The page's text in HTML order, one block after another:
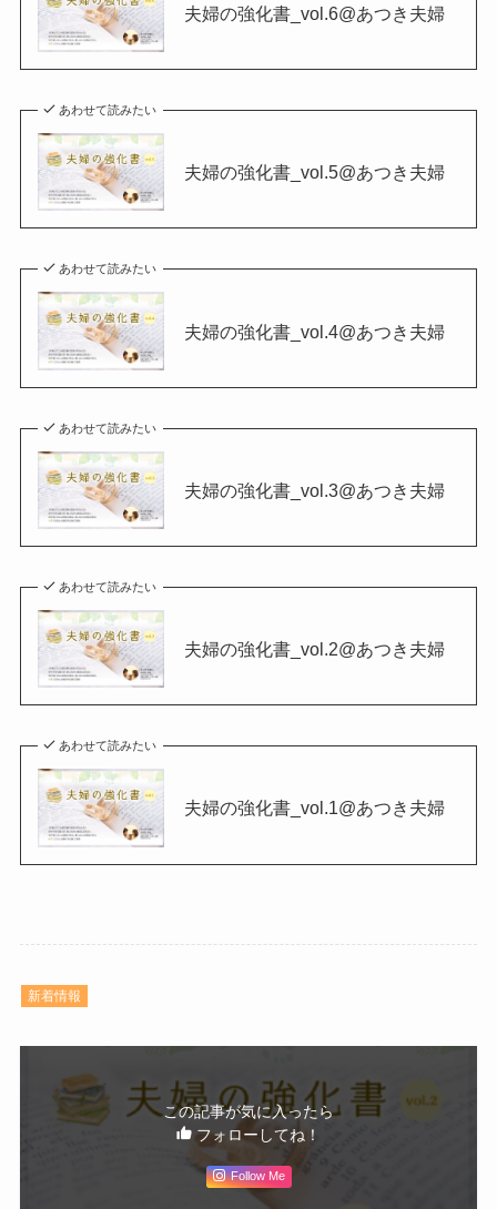
夫婦の強化書_vol.6@あつき夫婦
あわせて読みたい
夫婦の強化書_vol.5@あつき夫婦
あわせて読みたい
夫婦の強化書_vol.4@あつき夫婦
あわせて読みたい
夫婦の強化書_vol.3@あつき夫婦
あわせて読みたい
夫婦の強化書_vol.2@あつき夫婦
あわせて読みたい
夫婦の強化書_vol.1@あつき夫婦
新着情報
この記事が気に入ったら
フォローしてね！
Follow Me